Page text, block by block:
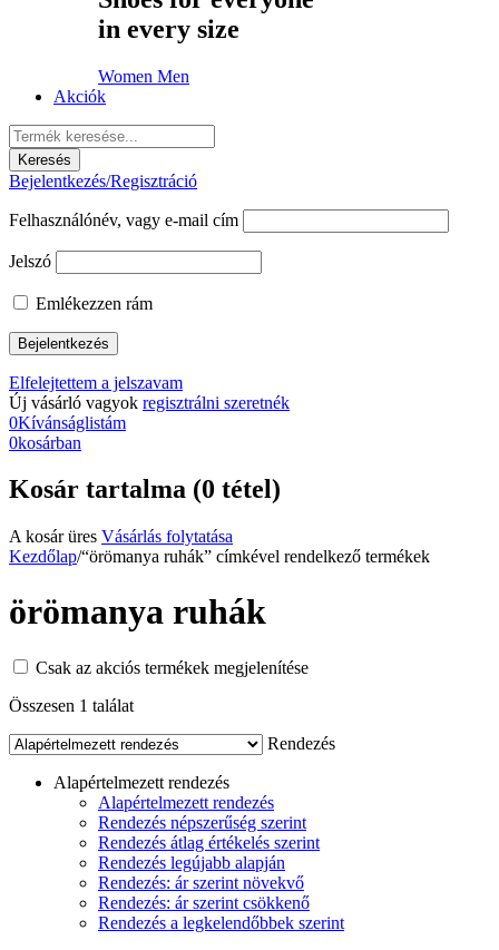
in every size
Women Men
Akciók
Bejelentkezés/Regisztráció
Felhasználónév, vagy e-mail cím
Jelszó
Emlékezzen rám
Elfelejtettem a jelszavam
Új vásárló vagyok regisztrálni szeretnék
0Kívánságlistám
0kosárban
Kosár tartalma (0 tétel)
A kosár üres Vásárlás folytatása
Kezdőlap/“örömanya ruhák” címkével rendelkező termékek
örömanya ruhák
Csak az akciós termékek megjelenítése
Összesen 1 találat
Rendezés
Alapértelmezett rendezés
Alapértelmezett rendezés
Rendezés népszerűség szerint
Rendezés átlag értékelés szerint
Rendezés legújabb alapján
Rendezés: ár szerint növekvő
Rendezés: ár szerint csökkenő
Rendezés a legkelendőbbek szerint